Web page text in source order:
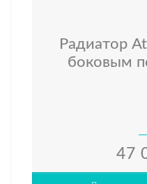
Радиатор
боковым
47